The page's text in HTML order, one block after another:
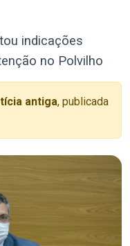
indicações
no Polvilho
antiga, publicada